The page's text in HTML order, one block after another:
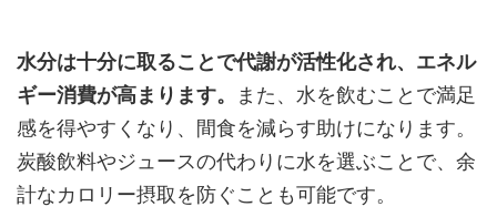
水分は十分に取ることで代謝が活性化され、エネル
ギー消費が高まります。
また、水を飲むことで満足
感を得やすくなり、間食を減らす助けになります。
炭酸飲料やジュースの代わりに水を選ぶことで、余
計なカロリー摂取を防ぐことも可能です。